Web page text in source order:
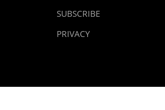
SUBSCRIBE
PRIVACY